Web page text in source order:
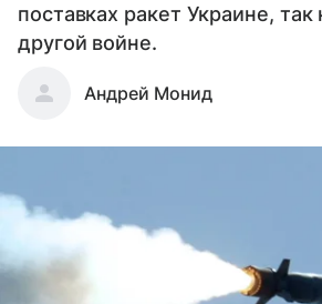
поставках ракет Украине, так
другой войне.
Андрей Монид